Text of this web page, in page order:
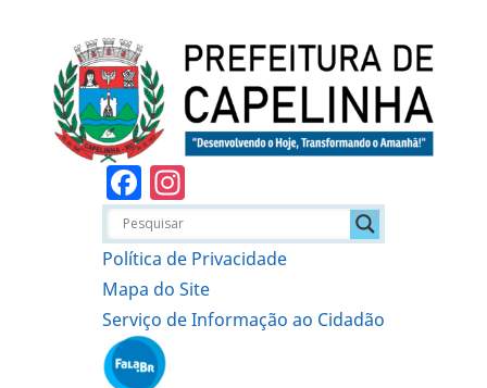
Facebook
Política de Privacidade
Mapa do Site
Serviço de Informação ao Cidadão